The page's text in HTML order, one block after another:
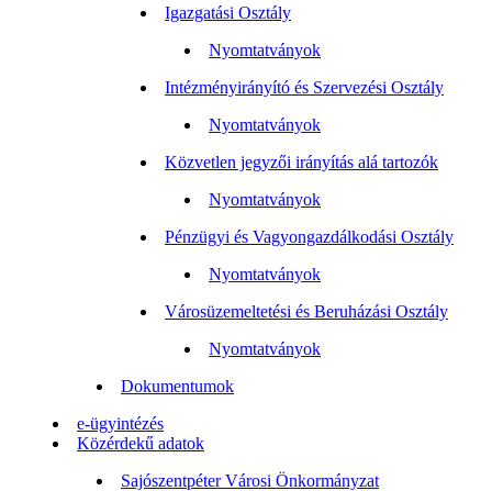
Igazgatási Osztály
Nyomtatványok
Intézményirányító és Szervezési Osztály
Nyomtatványok
Közvetlen jegyzői irányítás alá tartozók
Nyomtatványok
Pénzügyi és Vagyongazdálkodási Osztály
Nyomtatványok
Városüzemeltetési és Beruházási Osztály
Nyomtatványok
Dokumentumok
e-ügyintézés
Közérdekű adatok
Sajószentpéter Városi Önkormányzat